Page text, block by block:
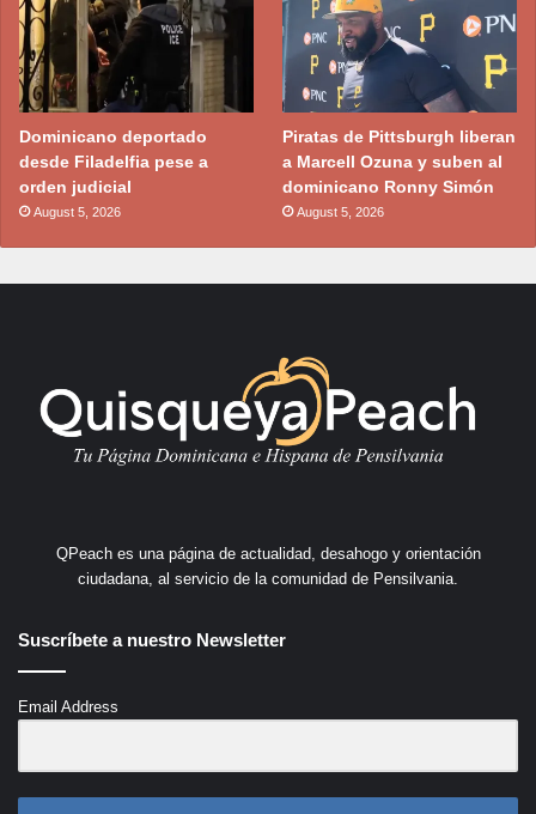
Dominicano deportado
desde Filadelfia pese a
orden judicial
August 5, 2026
Piratas de Pittsburgh liberan
a Marcell Ozuna y suben al
dominicano Ronny Simón
August 5, 2026
QPeach es una página de actualidad, desahogo y orientación
ciudadana, al servicio de la comunidad de Pensilvania.
Suscríbete a nuestro Newsletter
Email Address